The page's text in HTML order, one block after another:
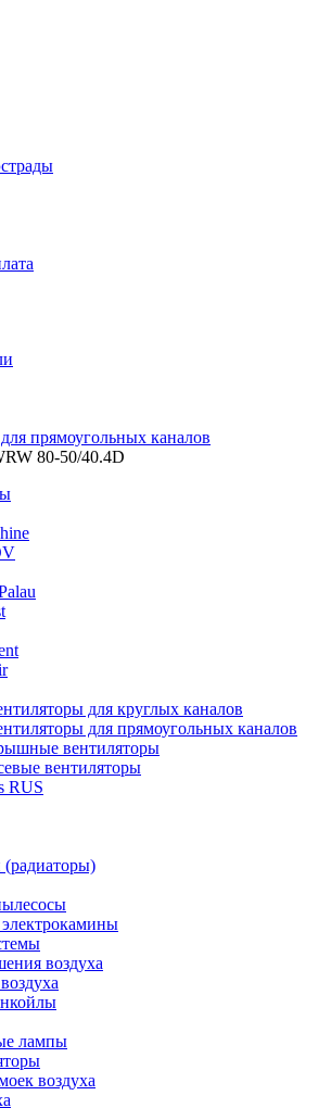
прямоугольных каналов
80-50/40.4D
для круглых каналов
для прямоугольных каналов
вентиляторы
вентиляторы
RUS
(радиаторы)
воздуха
лампы
воздуха